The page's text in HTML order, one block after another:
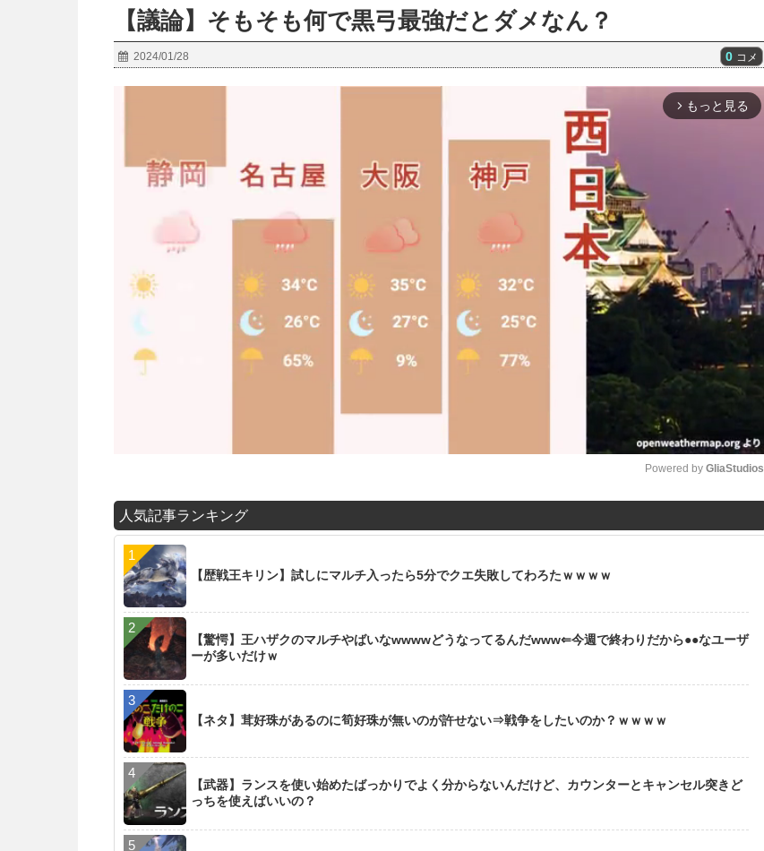
【議論】そもそも何で黒弓最強だとダメなん？
2024/01/28 0 コメ
arrow_forward_ios もっと見る
Powered by GliaStudios
人気記事ランキング
【歴戦王キリン】試しにマルチ入ったら5分でクエ失敗してわろたｗｗｗｗ
【驚愕】王ハザクのマルチやばいなwwwwどうなってるんだwww⇐今週で終わりだから●●なユーザ
ーが多いだけｗ
【ネタ】茸好珠があるのに筍好珠が無いのが許せない⇒戦争をしたいのか？ｗｗｗｗ
【武器】ランスを使い始めたばっかりでよく分からないんだけど、カウンターとキャンセル突きど
っちを使えばいいの？